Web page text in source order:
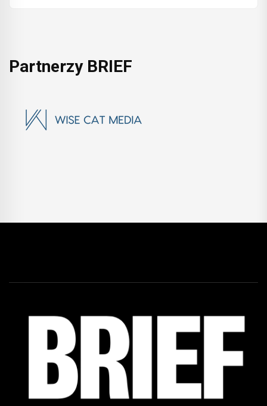
Partnerzy BRIEF